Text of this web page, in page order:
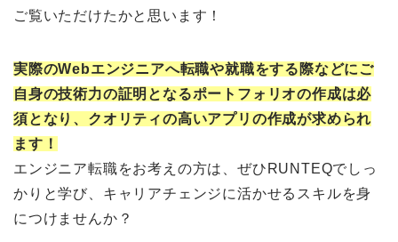
ご覧いただけたかと思います！
実際のWebエンジニアへ転職や就職をする際などにご
自身の技術力の証明となるポートフォリオの作成は必
須となり、クオリティの高いアプリの作成が求められ
ます！
エンジニア転職をお考えの方は、ぜひRUNTEQでしっ
かりと学び、キャリアチェンジに活かせるスキルを身
につけませんか？